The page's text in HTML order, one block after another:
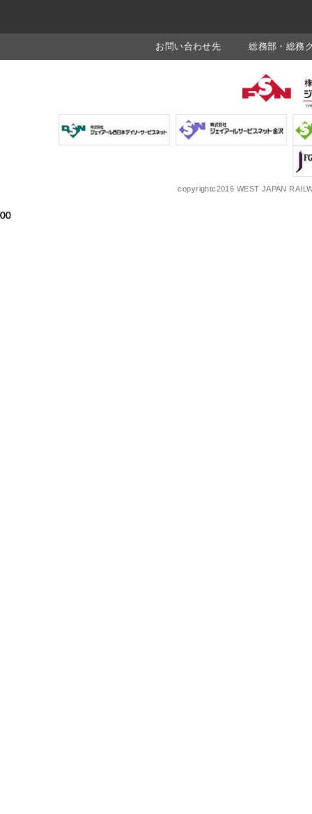
お問い合わせ先 総務部・総務
copyrightc2016 WEST JAPAN
00
00
00